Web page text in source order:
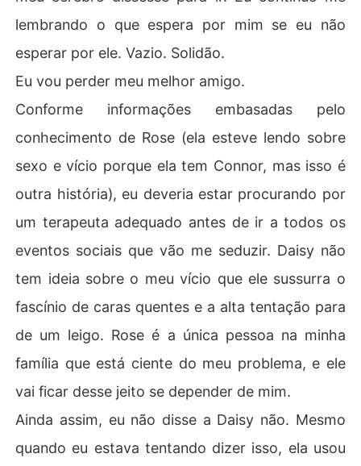
lembrando o que espera por mim se eu não
esperar por ele. Vazio. Solidão.
Eu vou perder meu melhor amigo.
Conforme informações embasadas pelo
conhecimento de Rose (ela esteve lendo sobre
sexo e vício porque ela tem Connor, mas isso é
outra história), eu deveria estar procurando por
um terapeuta adequado antes de ir a todos os
eventos sociais que vão me seduzir. Daisy não
tem ideia sobre o meu vício que ele sussurra o
fascínio de caras quentes e a alta tentação para
de um leigo. Rose é a única pessoa na minha
família que está ciente do meu problema, e ele
vai ficar desse jeito se depender de mim.
Ainda assim, eu não disse a Daisy não. Mesmo
quando eu estava tentando dizer isso, ela usou